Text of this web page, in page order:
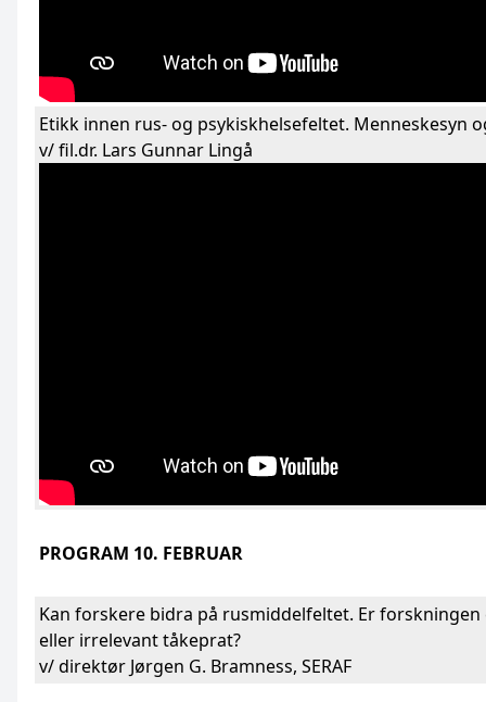
Etikk innen rus- og psykiskhelsefeltet. Menneskesyn
v/ fil.dr. Lars Gunnar Lingå
PROGRAM 10. FEBRUAR
Kan forskere bidra på rusmiddelfeltet. Er
eller irrelevant tåkeprat?
v/ direktør Jørgen G. Bramness, SERAF